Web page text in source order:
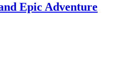
Epic Adventure